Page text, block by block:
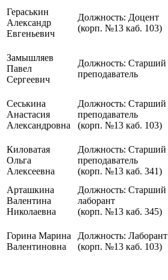
Гераськин
Александр
Евгеньевич
Должность: Доцент
(корп. №13 каб. 103)
Замышляев
Павел
Сергеевич
Должность: Старший
преподаватель
Сеськина
Анастасия
Александровна
Должность: Старший
преподаватель
(корп. №13 каб. 103)
Киловатая
Ольга
Алексеевна
Должность: Старший
преподаватель
(корп. №13 каб. 341)
Арташкина
Валентина
Николаевна
Должность: Старший
лаборант
(корп. №13 каб. 345)
Горина Марина
Валентиновна
Должность: Лаборант
(корп. №13 каб. 103)